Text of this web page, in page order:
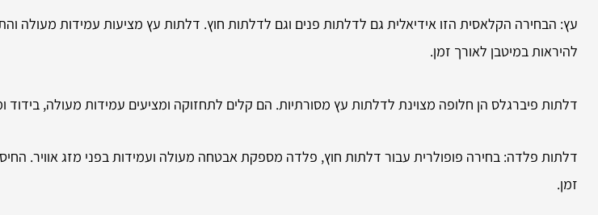
עץ: הבחירה הקלאסית הזו אידיאלית גם לדלתות פנים וגם לדלתות חוץ. דלתות עץ מציעות עמידות מעולה
להיראות במיטבן לאורך זמן.
דלתות פיברגלס הן חלופה מצוינת לדלתות עץ מסורתיות. הם קלים לתחזוקה ומציעים עמידות מעולה, בידוד
דלתות פלדה: בחירה פופולרית עבור דלתות חוץ, פלדה מספקת אבטחה מעולה ועמידות בפני מזג אוויר.
זמן.